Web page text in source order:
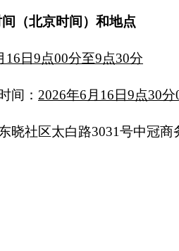
（北京时间）和地点
16日9点00分至9点30分
间： 2026年6月16日9点30分
晓社区太白路3031号中冠商